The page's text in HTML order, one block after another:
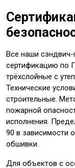
Все наши сэндвич-
сертификацию по
трёхслойные с
Технические
строительные.
пожарной
исполнения.
90 в зависимости
обшивки.
Для объектов с